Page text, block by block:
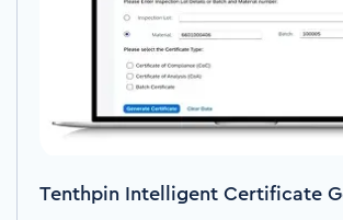
Tenthpin Intelligent Certificate